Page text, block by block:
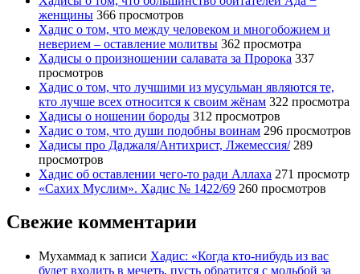
женщины 366 просмотров
Хадис о том, что между человеком и многобожием и
неверием – оставление молитвы 362 просмотра
Хадисы о произношении салавата за Пророка 337
просмотров
Хадис о том, что лучшими из мусульман являются те,
кто лучше всех относится к своим жёнам 322 просмотра
Хадисы о ношении бороды 312 просмотров
Хадис о том, что души подобны воинам 296 просмотров
Хадисы про Даджаля/Антихрист, Лжемессия/ 289
просмотров
Хадис об оставлении чего-то ради Аллаха 271 просмотр
«Сахих Муслим». Хадис № 1422/69 260 просмотров
Свежие комментарии
Мухаммад к записи Хадис: «Когда кто-нибудь из вас
будет входить в мечеть, пусть обратится с мольбой за